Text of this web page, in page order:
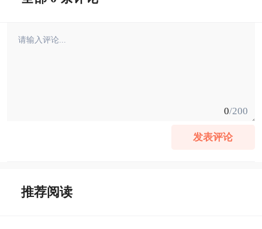
0/200
发表评论
推荐阅读